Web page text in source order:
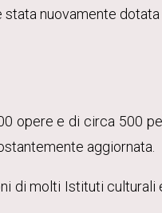
nuovamente dotata
opere e di circa 500
aggiornata.
di molti Istituti culturali